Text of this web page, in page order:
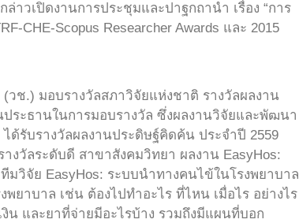
าวเปิดงานการประชุมและปาฐกถานำ เรื่อง “การ
CHE-Scopus Researcher Awards และ 2015
ช.) มอบรางวัลสภาวิจัยแห่งชาติ รางวัลผลงาน
ระธานในการมอบรางวัล ซึ่งผลงานวิจัยและพัฒนา
ด้รับรางวัลผลงานประดิษฐ์คิดค้น ประจำปี 2559
งวัลระดับดี สาขาสังคมวิทยา ผลงาน EasyHos:
วิจัย EasyHos: ระบบนำทางคนไข้ในโรงพยาบาล
ยาบาล เช่น ต้องไปทำอะไร ที่ไหน เมื่อไร อย่างไร
งิน และยาที่จ่ายมีอะไรบ้าง รวมถึงมีแผนที่บอก